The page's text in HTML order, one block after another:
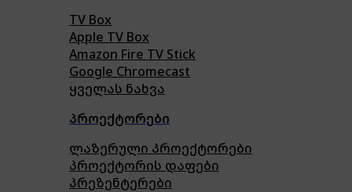
TV Box
Apple TV Box
Amazon Fire TV Stick
Google Chromecast
ყველას ნახვა
პროექტორები
ლაზერული პროექტორები
პროექტორის დაფები
პრეზენტერები